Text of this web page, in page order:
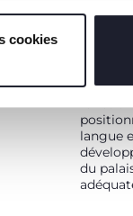
cookies
de la
langue
du